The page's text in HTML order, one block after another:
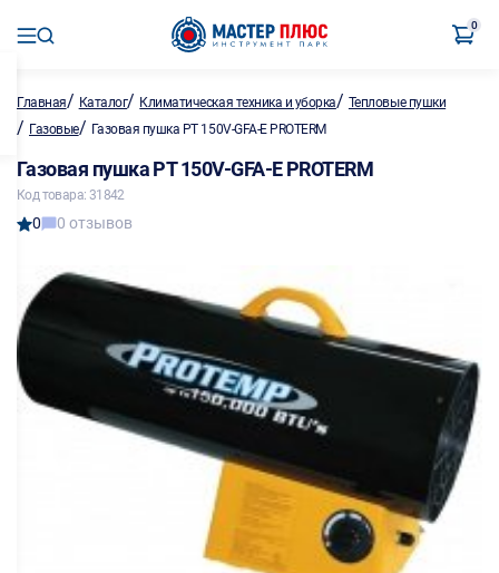
0
Главная/ Каталог/ Климатическая техника и уборка/ Тепловые пушки
/ Газовые/ Газовая пушка PT 150V-GFA-E PROTERM
Газовая пушка PT 150V-GFA-E PROTERM
Код товара: 31842
0 0 отзывов